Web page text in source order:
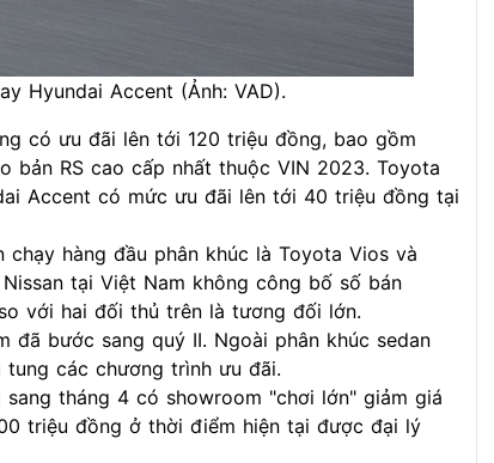
Hyundai Accent (Ảnh: VAD).
có ưu đãi lên tới 120 triệu đồng, bao gồm
bản RS cao cấp nhất thuộc VIN 2023. Toyota
Accent có mức ưu đãi lên tới 40 triệu đồng tại
hàng đầu phân khúc là Toyota Vios và
tại Việt Nam không công bố số bán
với hai đối thủ trên là tương đối lớn.
bước sang quý II. Ngoài phân khúc sedan
các chương trình ưu đãi.
tháng 4 có showroom "chơi lớn" giảm giá
triệu đồng ở thời điểm hiện tại được đại lý